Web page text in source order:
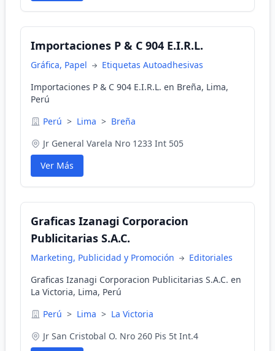
Importaciones P & C 904 E.I.R.L.
Gráfica, Papel
Etiquetas Autoadhesivas
Importaciones P & C 904 E.I.R.L. en Breña, Lima,
Perú
Perú > Lima > Breña
Jr General Varela Nro 1233 Int 505
Ver Más
Graficas Izanagi Corporacion
Publicitarias S.A.C.
Marketing, Publicidad y Promoción
Editoriales
Graficas Izanagi Corporacion Publicitarias S.A.C. en
La Victoria, Lima, Perú
Perú > Lima > La Victoria
Jr San Cristobal O. Nro 260 Pis 5t Int.4